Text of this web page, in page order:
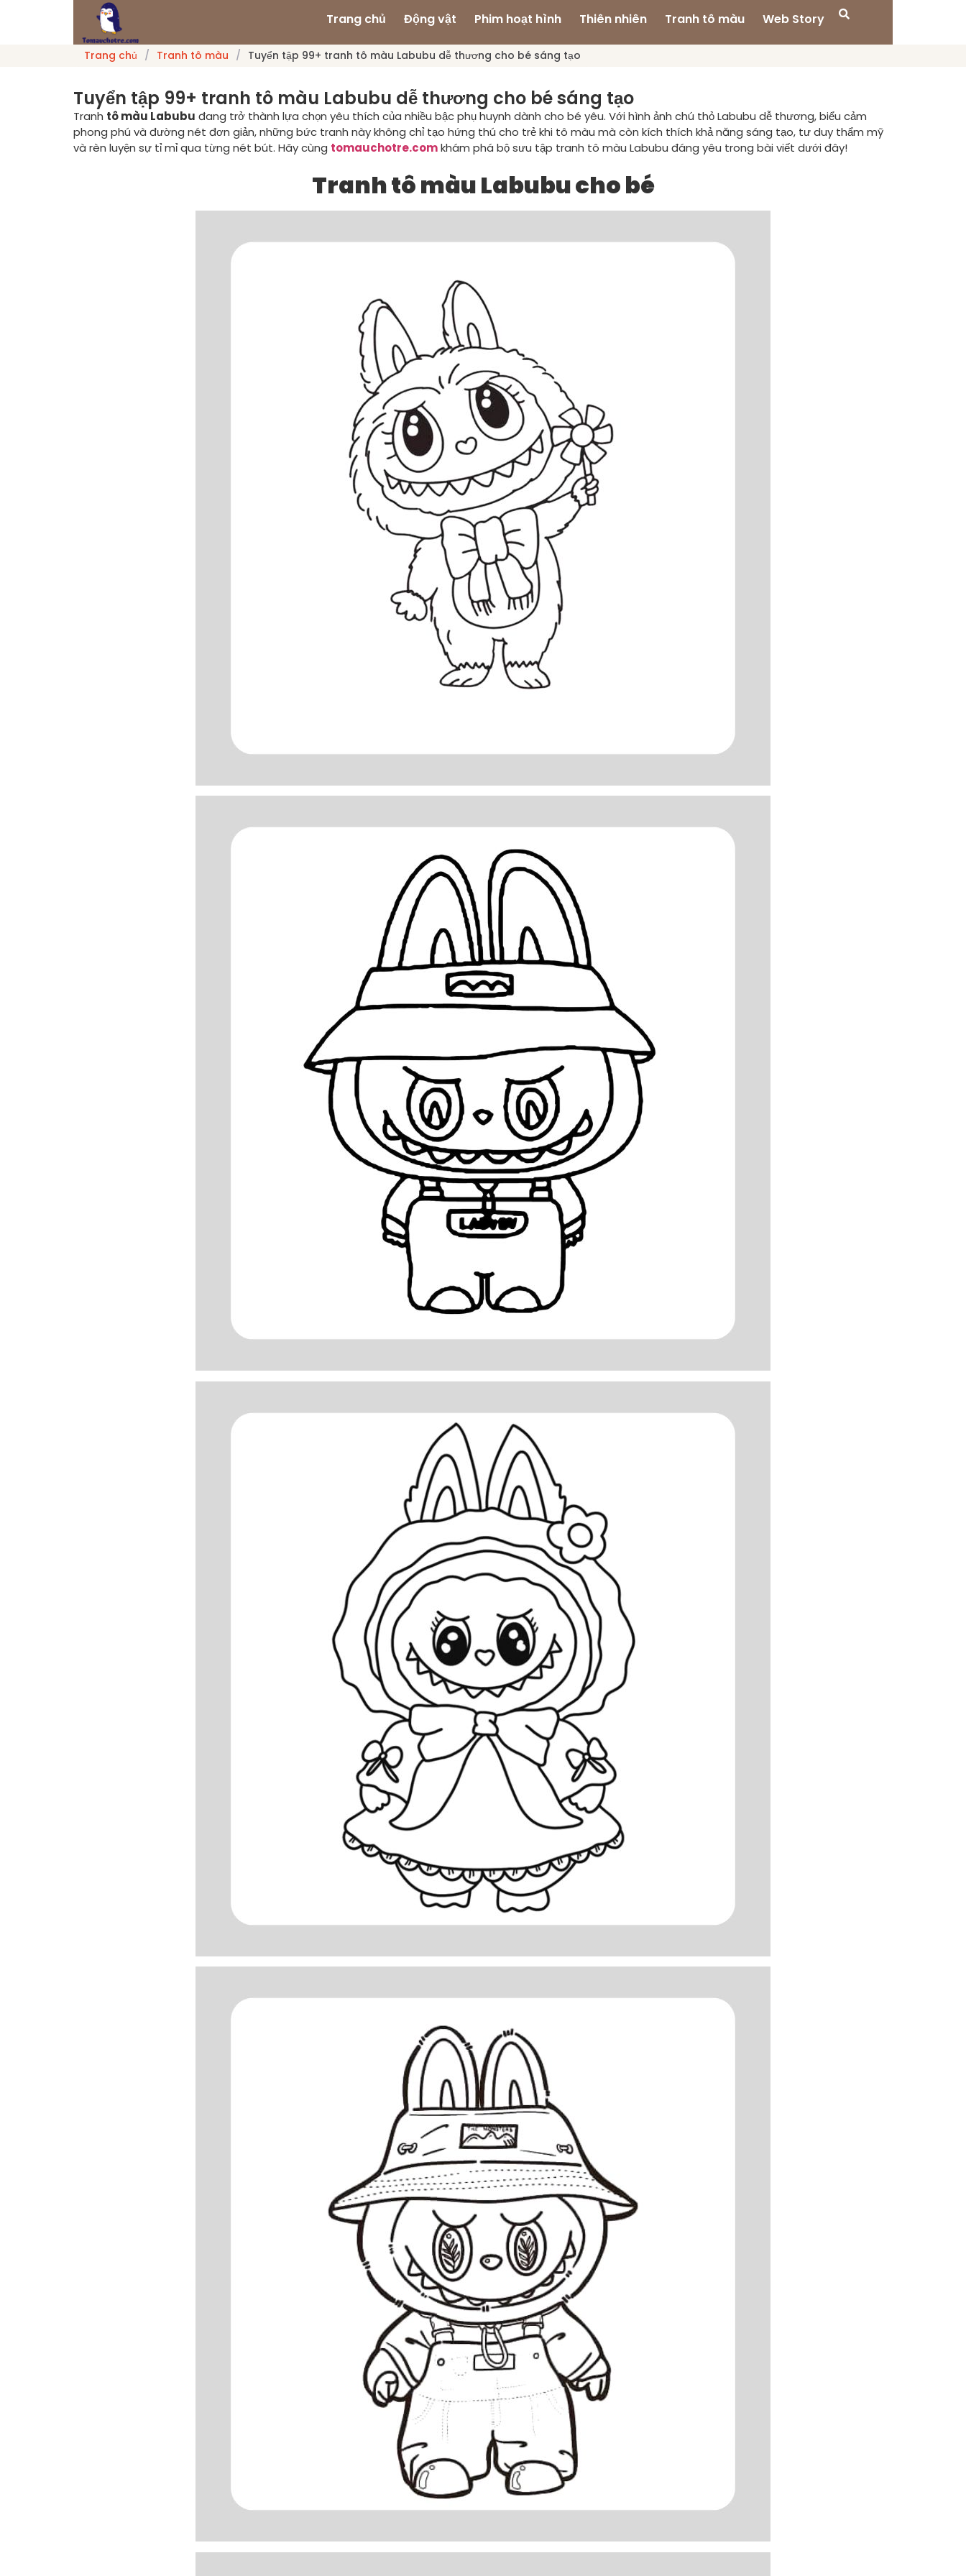
Trang chủ Động vật Phim hoạt hình Thiên nhiên Tranh tô màu Web Story
Trang chủ / Tranh tô màu / Tuyển tập 99+ tranh tô màu Labubu dễ thương cho bé sáng tạo
Tuyển tập 99+ tranh tô màu Labubu dễ thương cho bé sáng tạo
Tranh tô màu Labubu đang trở thành lựa chọn yêu thích của nhiều bậc phụ huynh dành cho bé yêu. Với hình ảnh chú thỏ Labubu dễ thương, biểu cảm
phong phú và đường nét đơn giản, những bức tranh này không chỉ tạo hứng thú cho trẻ khi tô màu mà còn kích thích khả năng sáng tạo, tư duy thẩm mỹ
và rèn luyện sự tỉ mỉ qua từng nét bút. Hãy cùng tomauchotre.comkhám phá bộ sưu tập tranh tô màu Labubu đáng yêu trong bài viết dưới đây!
Tranh tô màu Labubu cho bé